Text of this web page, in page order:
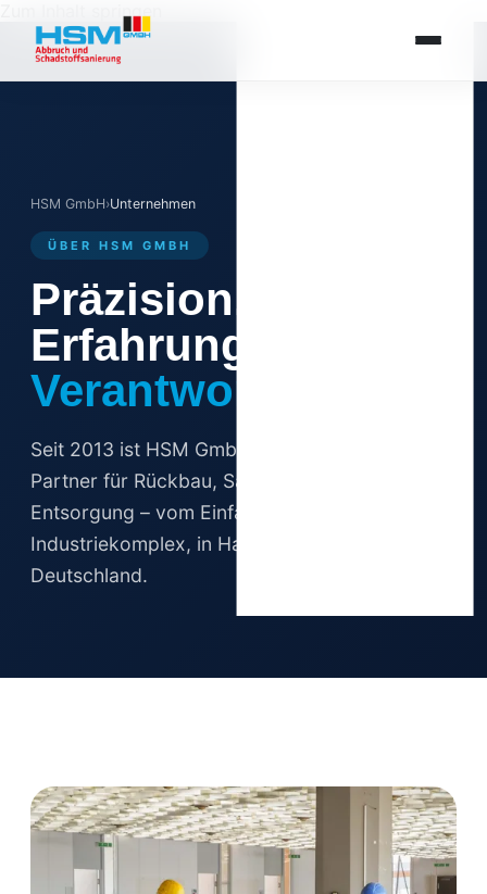
Zum Inhalt springen
HSM GmbH›Unternehmen
ÜBER HSM GMBH
Präzision.
Erfahrung.
Verantwortung.
Seit 2013 ist HSM GmbH der verlässliche
Partner für Rückbau, Sanierung und
Entsorgung – vom Einfamilienhaus bis zum
Industriekomplex, in Hamburg und ganz
Deutschland.